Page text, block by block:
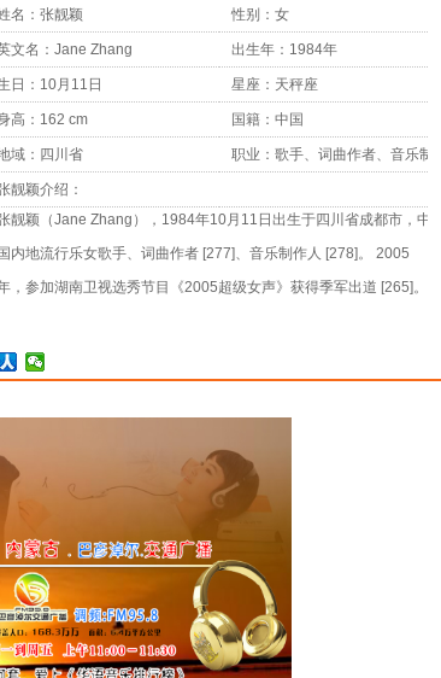
名：张靓颖 性别：女
文名：Jane Zhang 出生年：1984年
日：10月11日 星座：天秤座
高：162 cm 国籍：中国
域：四川省
职业：歌手、词曲作者、音乐制作
靓颖介绍：
靓颖（Jane Zhang），1984年10月11日出生于四川省成都市，中
国内地流行乐女歌手、词曲作者 [277]、音乐制作人 [278]。 2005
，参加湖南卫视选秀节目《2005超级女声》获得季军出道 [265]。
奖 [3]。2007年，在美国洛杉矶举行个人售票演唱会 [4]。2008
次下载量 [26]。2009年，发行专辑《@音乐》并在日本东京举行公
[216